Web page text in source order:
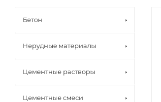
Бетон
Нерудные материалы
Цементные растворы
Цементные смеси